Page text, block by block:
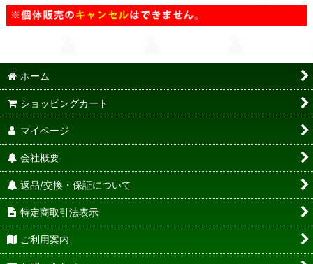
ホーム
ショッピングカート
マイページ
会社概要
返品/交換・保証について
特定商取引法表示
ご利用案内